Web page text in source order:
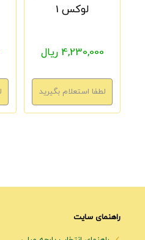
لوکس 1
4,230,000 ریال
راهنمای سایت